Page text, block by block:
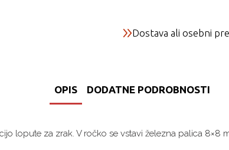
Dostava ali osebni
OPIS DODATNE PODROBNOSTI
lopute za zrak. V ročko se vstavi železna palica 8×8